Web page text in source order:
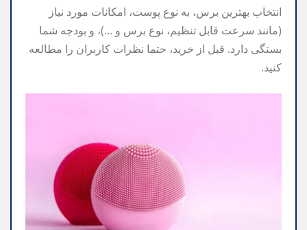
انتخاب بهترین برس، به نوع پوست، امکانات مورد نیاز
(مانند سرعت قابل تنظیم، نوع برس و …)، و بودجه شما
بستگی دارد. قبل از خرید، حتما نظرات کاربران را مطالعه
کنید.